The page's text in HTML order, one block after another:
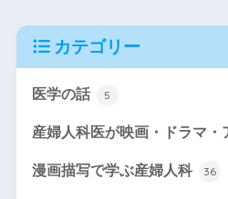
カテゴリー
医学の話 5
産婦人科医が映画・ドラマ・
漫画描写で学ぶ産婦人科 36